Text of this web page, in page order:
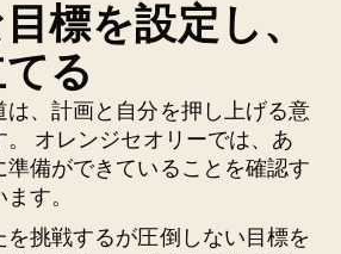
標を設定し、
る
は、計画と自分を押し上げる意
オレンジセオリーでは、あ
準備ができていることを確認す
す。
挑戦するが圧倒しない目標を